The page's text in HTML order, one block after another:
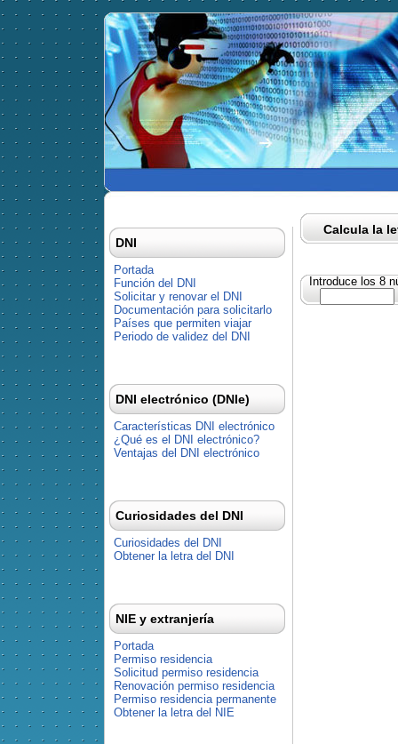
Calcula la
Introduce los 8
DNI
Portada
Función del DNI
Solicitar y renovar el DNI
Documentación para solicitarlo
Países que permiten viajar
Periodo de validez del DNI
DNI electrónico (DNIe)
Características DNI electrónico
¿Qué es el DNI electrónico?
Ventajas del DNI electrónico
Curiosidades del DNI
Curiosidades del DNI
Obtener la letra del DNI
NIE y extranjería
Portada
Permiso residencia
Solicitud permiso residencia
Renovación permiso residencia
Permiso residencia permanente
Obtener la letra del NIE